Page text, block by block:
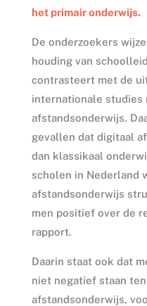
het primair onderwijs.
De onderzoekers
houding van
contrasteert met de
internationale studies
afstandsonderwijs.
gevallen dat digitaal
dan klassikaal
scholen in Nederland
afstandsonderwijs
men positief over de
rapport.
Daarin staat ook dat
niet negatief staan
afstandsonderwijs,